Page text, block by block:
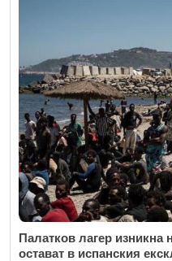
Палатков лагер изникна
остават в испанския